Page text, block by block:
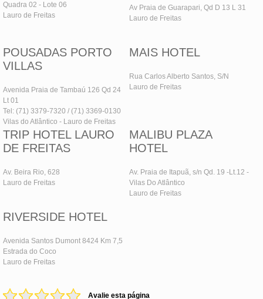
Quadra 02 - Lote 06
Lauro de Freitas
Av Praia de Guarapari, Qd D 13 L 31
Lauro de Freitas
POUSADAS PORTO
VILLAS
Avenida Praia de Tambaú 126 Qd 24
Lt 01
Tel: (71) 3379-7320 / (71) 3369-0130
Vilas do Atlântico - Lauro de Freitas
MAIS HOTEL
Rua Carlos Alberto Santos, S/N
Lauro de Freitas
TRIP HOTEL LAURO
DE FREITAS
Av. Beira Rio, 628
Lauro de Freitas
MALIBU PLAZA
HOTEL
Av. Praia de Itapuã, s/n Qd. 19 -Lt.12 -
Vilas Do Atlântico
Lauro de Freitas
RIVERSIDE HOTEL
Avenida Santos Dumont 8424 Km 7,5
Estrada do Coco
Lauro de Freitas
Avalie esta página